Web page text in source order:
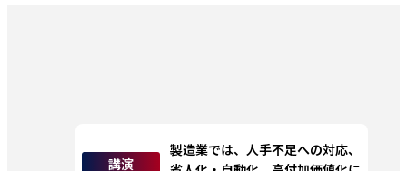
講演
製造業では、人手不足への対応、